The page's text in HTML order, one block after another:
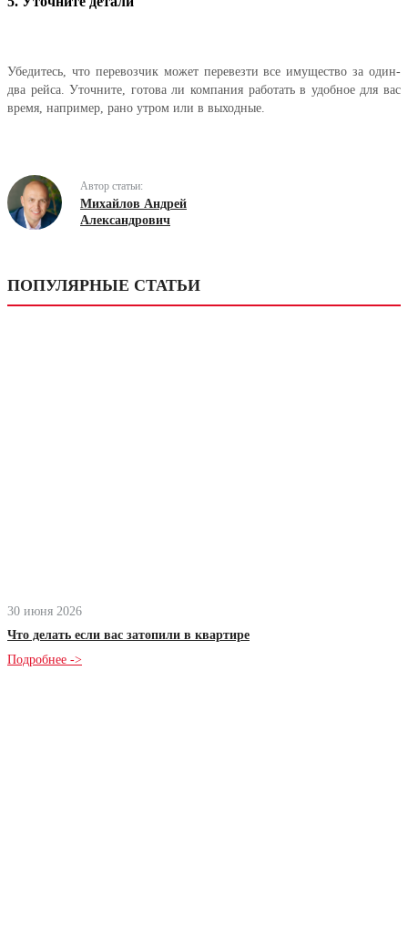
Убедитесь, что перевозчик может перевезти все имущество за один-
два рейса. Уточните, готова ли компания работать в удобное для вас
время, например, рано утром или в выходные.
Автор статьи:
Михайлов Андрей
Александрович
ПОПУЛЯРНЫЕ СТАТЬИ
30 июня 2026
Что делать если вас затопили в квартире
Подробнее ->